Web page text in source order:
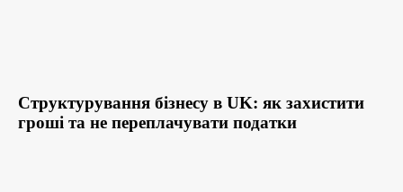
Структурування бізнесу в UK: як захистити
гроші та не переплачувати податки